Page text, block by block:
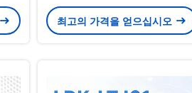
한
2700MHz 광대역 실시간 VSWR
모니터링 과열 및 ALC 보호 기능
최고의 가격을 얻으십시오